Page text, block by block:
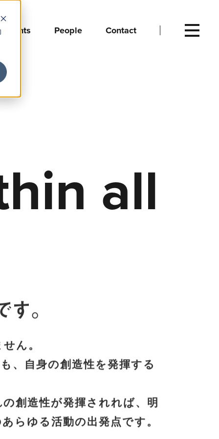
Events People Contact
all
。
ん。
、自身の創造性を発揮する
創造性が発揮されれば、明
らゆる活動の出発点です。